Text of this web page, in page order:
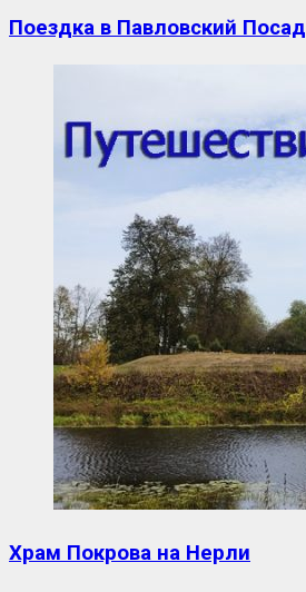
Поездка в Павловский Посад
Храм Покрова на Нерли